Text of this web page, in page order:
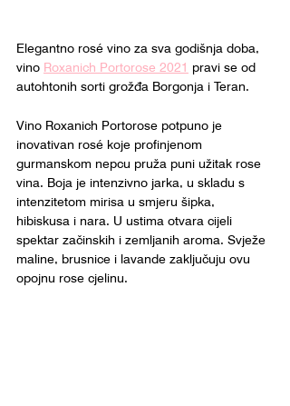
Elegantno rosé vino za sva godišnja doba,
vino Roxanich Portorose 2021 pravi se od
autohtonih sorti grožđa Borgonja i Teran.
Vino Roxanich Portorose potpuno je
inovativan rosé koje profinjenom
gurmanskom nepcu pruža puni užitak rose
vina. Boja je intenzivno jarka, u skladu s
intenzitetom mirisa u smjeru šipka,
hibiskusa i nara. U ustima otvara cijeli
spektar začinskih i zemljanih aroma. Svježe
maline, brusnice i lavande zaključuju ovu
opojnu rose cjelinu.